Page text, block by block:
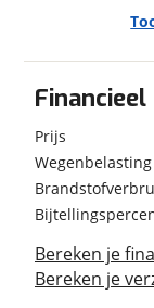
Kleur
Verbruik en
Brandstof
Prijs
Bereken je
Bereken je
Taekema
Jouw
Kies je
Camper
Caravan
Vouwwagen
Kenteken